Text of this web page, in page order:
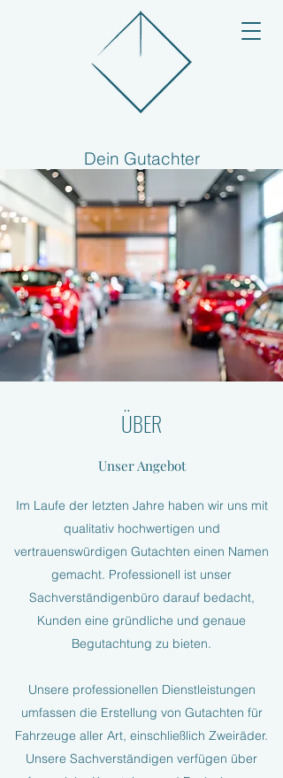
Dein Gutachter
ÜBER
Unser Angebot
Im Laufe der letzten Jahre haben wir uns mit
qualitativ hochwertigen und
vertrauenswürdigen Gutachten einen Namen
gemacht. Professionell ist unser
Sachverständigenbüro darauf bedacht,
Kunden eine gründliche und genaue
Begutachtung zu bieten.
Unsere professionellen Dienstleistungen
umfassen die Erstellung von Gutachten für
Fahrzeuge aller Art, einschließlich Zweiräder.
Unsere Sachverständigen verfügen über